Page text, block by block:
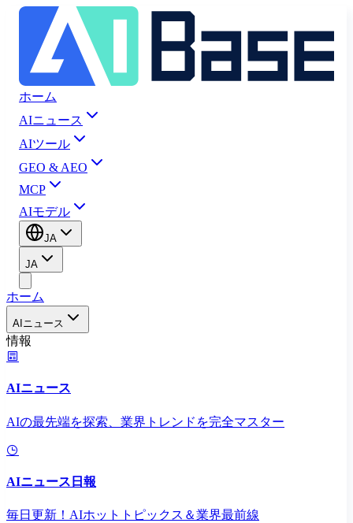
ホーム
AIニュース
AIツール
GEO & AEO
MCP
AIモデル
JA
JA
ホーム
AIニュース
情報
AIニュース
AIの最先端を探索、業界トレンドを完全マスター
AIニュース日報
毎日更新！AIホットトピックス＆業界最前線